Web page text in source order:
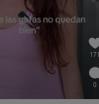
171
0